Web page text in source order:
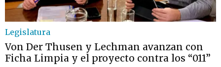
Legislatura
Von Der Thusen y Lechman avanzan con
Ficha Limpia y el proyecto contra los “011”